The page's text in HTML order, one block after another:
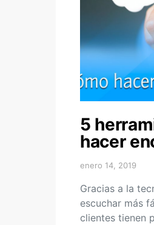
5
hacer
enero 14, 2019
Gracias a la
escuchar más
clientes tienen